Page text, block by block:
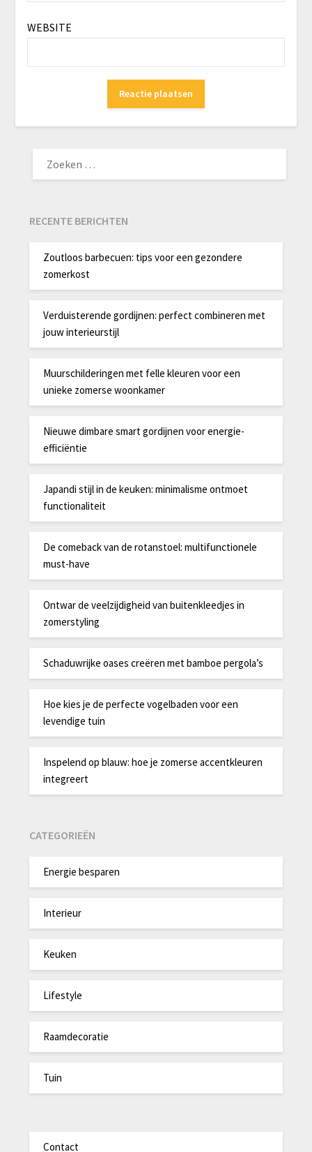
WEBSITE
NAAR:
RECENTE BERICHTEN
Zoutloos barbecuen: tips voor een gezondere
zomerkost
Verduisterende gordijnen: perfect combineren met
jouw interieurstijl
Muurschilderingen met felle kleuren voor een
unieke zomerse woonkamer
Nieuwe dimbare smart gordijnen voor energie-
efficiëntie
Japandi stijl in de keuken: minimalisme ontmoet
functionaliteit
De comeback van de rotanstoel: multifunctionele
must-have
Ontwar de veelzijdigheid van buitenkleedjes in
zomerstyling
Schaduwrijke oases creëren met bamboe pergola’s
Hoe kies je de perfecte vogelbaden voor een
levendige tuin
Inspelend op blauw: hoe je zomerse accentkleuren
integreert
CATEGORIEËN
Energie besparen
Interieur
Keuken
Lifestyle
Raamdecoratie
Tuin
Contact